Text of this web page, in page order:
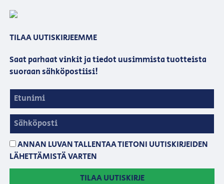
TILAA UUTISKIRJEEMME
Saat parhaat vinkit ja tiedot uusimmista tuotteista
suoraan sähköpostiisi!
ANNAN LUVAN TALLENTAA TIETONI UUTISKIRJEIDEN
LÄHETTÄMISTÄ VARTEN
TILAA UUTISKIRJE